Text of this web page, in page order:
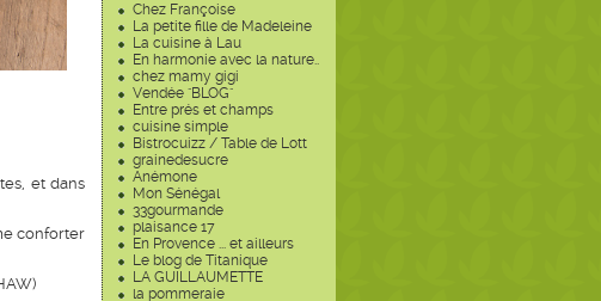
Chez Françoise
La petite fille de Madeleine
La cuisine à Lau
En harmonie avec la nature..
chez mamy gigi
Vendée "BLOG"
Entre prés et champs
cuisine simple
Bistrocuizz / Table de Lott
grainedesucre
Anémone
Mon Sénégal
33gourmande
plaisance 17
En Provence ... et ailleurs
Le blog de Titanique
LA GUILLAUMETTE
la pommeraie
et dans
conforter